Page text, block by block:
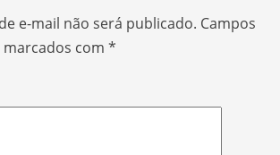
e-mail não será publicado. Campos
com *